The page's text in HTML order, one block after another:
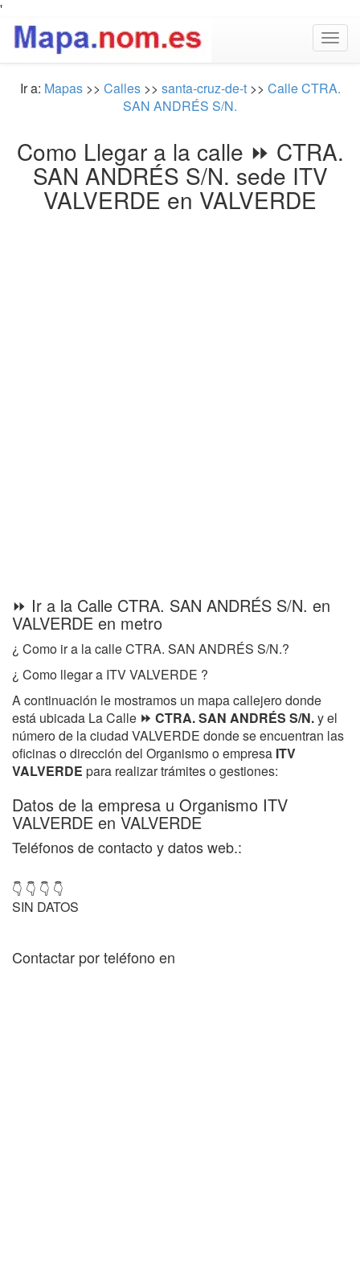
'
Ir a: Mapas >> Calles >> santa-cruz-de-t >> Calle CTRA.
SAN ANDRÉS S/N.
Como Llegar a la calle ⏩ CTRA.
SAN ANDRÉS S/N. sede ITV
VALVERDE en VALVERDE
⏩ Ir a la Calle CTRA. SAN ANDRÉS S/N. en
VALVERDE en metro
¿ Como ir a la calle CTRA. SAN ANDRÉS S/N.?
¿ Como llegar a ITV VALVERDE ?
A continuación le mostramos un mapa callejero donde
está ubicada La Calle ⏩ CTRA. SAN ANDRÉS S/N.y el
número de la ciudad VALVERDE donde se encuentran las
oficinas o dirección del Organismo o empresa ITV
VALVERDE para realizar trámites o gestiones:
Datos de la empresa u Organismo ITV
VALVERDE en VALVERDE
Teléfonos de contacto y datos web.:
👇 👇 👇 👇
SIN DATOS
Contactar por teléfono en